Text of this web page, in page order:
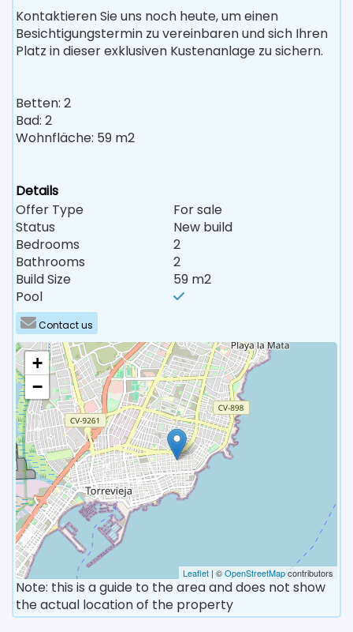
Kontaktieren Sie uns noch heute, um einen
Besichtigungstermin zu vereinbaren und sich Ihren
Platz in dieser exklusiven Kustenanlage zu sichern.
Betten: 2
Bad: 2
Wohnfläche: 59 m2
Details
Offer Type
For sale
Status
New build
Bedrooms
2
Bathrooms
2
Build Size
59 m2
Pool
Contact us
+
−
Leaflet | ©OpenStreetMapcontributors
Note: this is a guide to the area and does not show
the actual location of the property